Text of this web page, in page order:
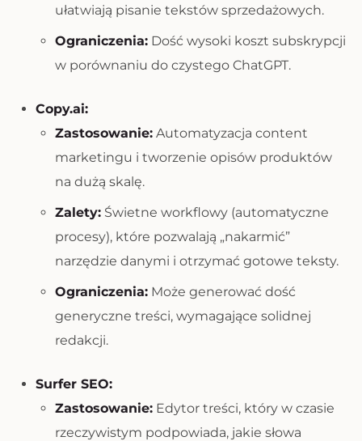
ułatwiają pisanie tekstów sprzedażowych.
Ograniczenia: Dość wysoki koszt subskrypcji
w porównaniu do czystego ChatGPT.
Copy.ai:
Zastosowanie: Automatyzacja content
marketingu i tworzenie opisów produktów
na dużą skalę.
Zalety: Świetne workflowy (automatyczne
procesy), które pozwalają „nakarmić”
narzędzie danymi i otrzymać gotowe teksty.
Ograniczenia: Może generować dość
generyczne treści, wymagające solidnej
redakcji.
Surfer SEO:
Zastosowanie: Edytor treści, który w czasie
rzeczywistym podpowiada, jakie słowa